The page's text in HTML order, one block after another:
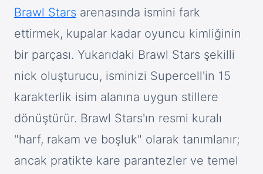
Brawl Stars arenasında ismini fark
ettirmek, kupalar kadar oyuncu kimliğinin
bir parçası. Yukarıdaki Brawl Stars şekilli
nick oluşturucu, isminizi Supercell'in 15
karakterlik isim alanına uygun stillere
dönüştürür. Brawl Stars'ın resmi kuralı
"harf, rakam ve boşluk" olarak tanımlanır;
ancak pratikte kare parantezler ve temel